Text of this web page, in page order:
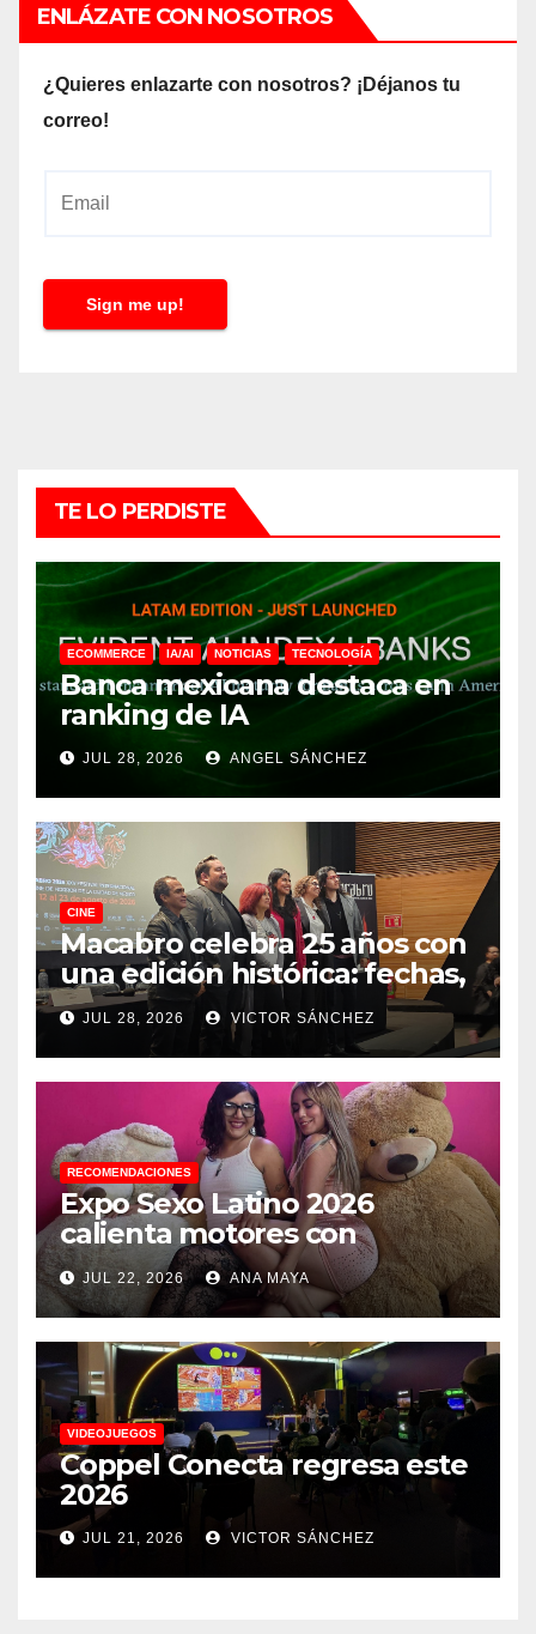
ENLÁZATE CON NOSOTROS
¿Quieres enlazarte con nosotros? ¡Déjanos tu
correo!
l
Sign me up!
TE LO PERDISTE
ECOMMERCE IA/AI NOTICIAS TECNOLOGÍA
Banca mexicana destaca en
ranking de IA
JUL 28, 2026 ANGEL SÁNCHEZ
CINE
Macabro celebra 25 años con
una edición histórica: fechas,
sedes, invitados y todo lo que
debes saber
JUL 28, 2026 VICTOR SÁNCHEZ
RECOMENDACIONES
Expo Sexo Latino 2026
calienta motores con
conferencia de prensa y
anuncia actividades para
todos los gustos
JUL 22, 2026 ANA MAYA
VIDEOJUEGOS
Coppel Conecta regresa este
2026
JUL 21, 2026 VICTOR SÁNCHEZ